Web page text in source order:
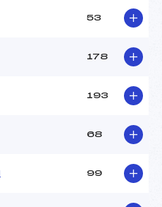
BEAU
DURE
47
JOUSSELME FABIEN (AP)
PERIER ETIENNE (AP)
53
178
193
68
99